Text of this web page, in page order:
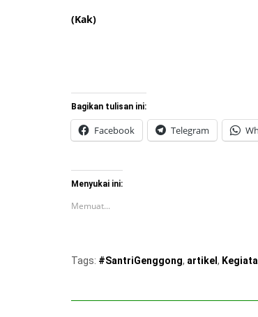
(Kak)
Bagikan tulisan ini:
Facebook Telegram
Menyukai ini:
Memuat...
Tags: #SantriGenggong, artikel ,